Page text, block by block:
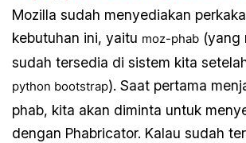
Mozilla sudah menyediakan
kebutuhan ini, yaitu moz-phab (yang
sudah tersedia di sistem kita
python bootstrap). Saat pertama
phab, kita akan diminta untuk
dengan Phabricator. Kalau sudah